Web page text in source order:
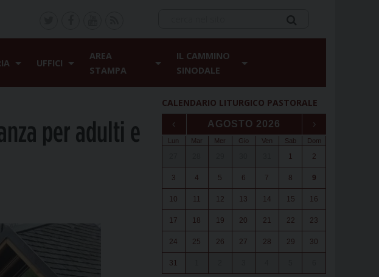
UFFICI
AREA
STAMPA
IL CAMMINO
SINODALE
per adulti e
CALENDARIO LITURGICO PASTORALE
‹ AGOSTO 2026 ›
Lun Mar Mer Gio Ven Sab Dom
1 2
3 4 5 6 7 8 9
10 11 12 13 14 15 16
17 18 19 20 21 22 23
24 25 26 27 28 29 30
31